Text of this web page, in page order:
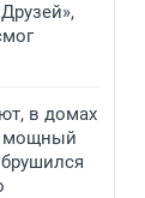
в домах
мощный